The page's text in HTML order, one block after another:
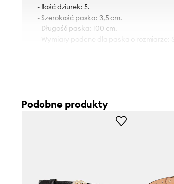
- Ilość dziurek: 5.
- Szerokość paska: 3,5 cm.
- Długość paska: 100 cm.
- Wymiary podane dla paska o rozmiarze: S.
Podobne produkty